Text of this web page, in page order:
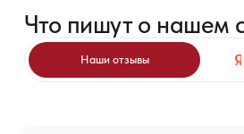
Что пишут о нашем
Наши отзывы